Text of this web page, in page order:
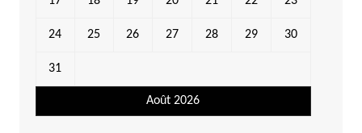
Août 2026
24 25 26 27 28 29 30
31